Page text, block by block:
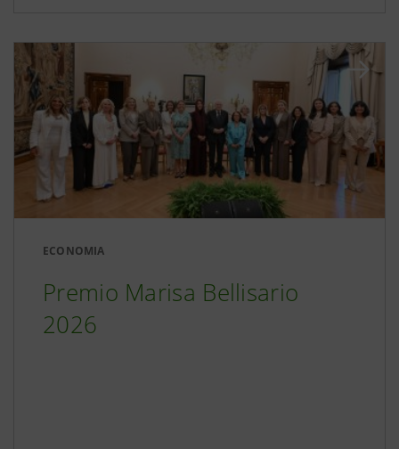
ECONOMIA
Premio Marisa Bellisario
2026